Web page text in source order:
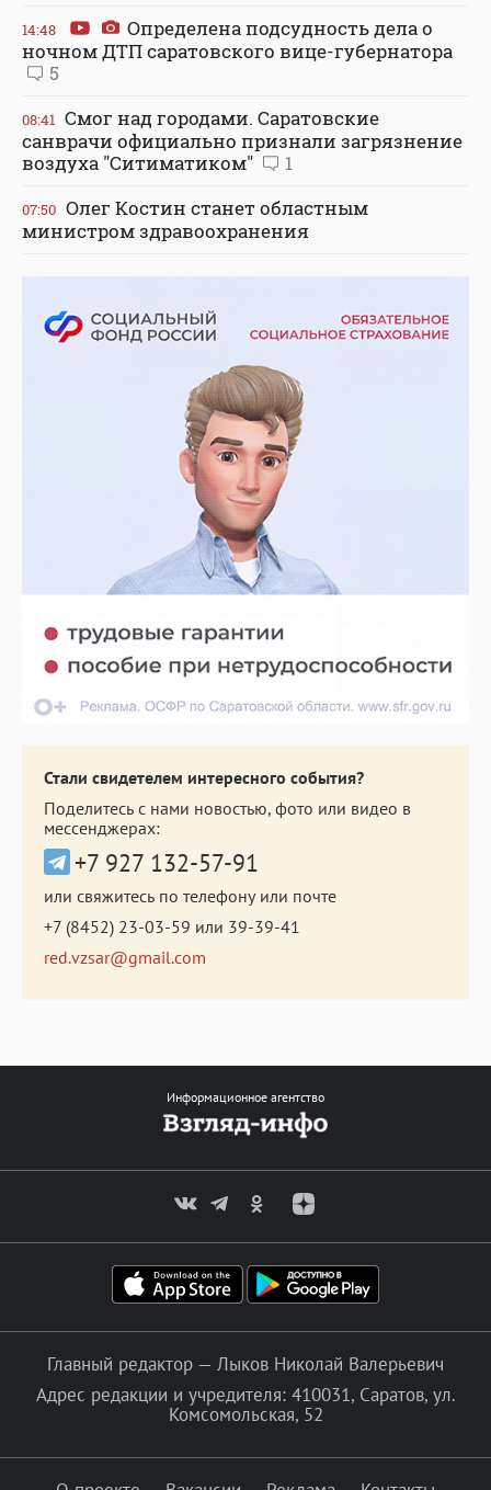
14:48
Определена подсудность дела о
ночном ДТП саратовского вице-губернатора
5
08:41 Смог над городами. Саратовские
санврачи официально признали загрязнение
воздуха "Ситиматиком"
1
07:50 Олег Костин станет областным
министром здравоохранения
Стали свидетелем интересного события?
Поделитесь с нами новостью, фото или видео в
мессенджерах:
+7 927 132-57-91
или свяжитесь по телефону или почте
+7 (8452) 23-03-59 или 39-39-41
red.vzsar@gmail.com
Информационное агентство
Главный редактор — Лыков Николай Валерьевич
Адрес редакции и учредителя: 410031, Саратов, ул.
Комсомольская, 52